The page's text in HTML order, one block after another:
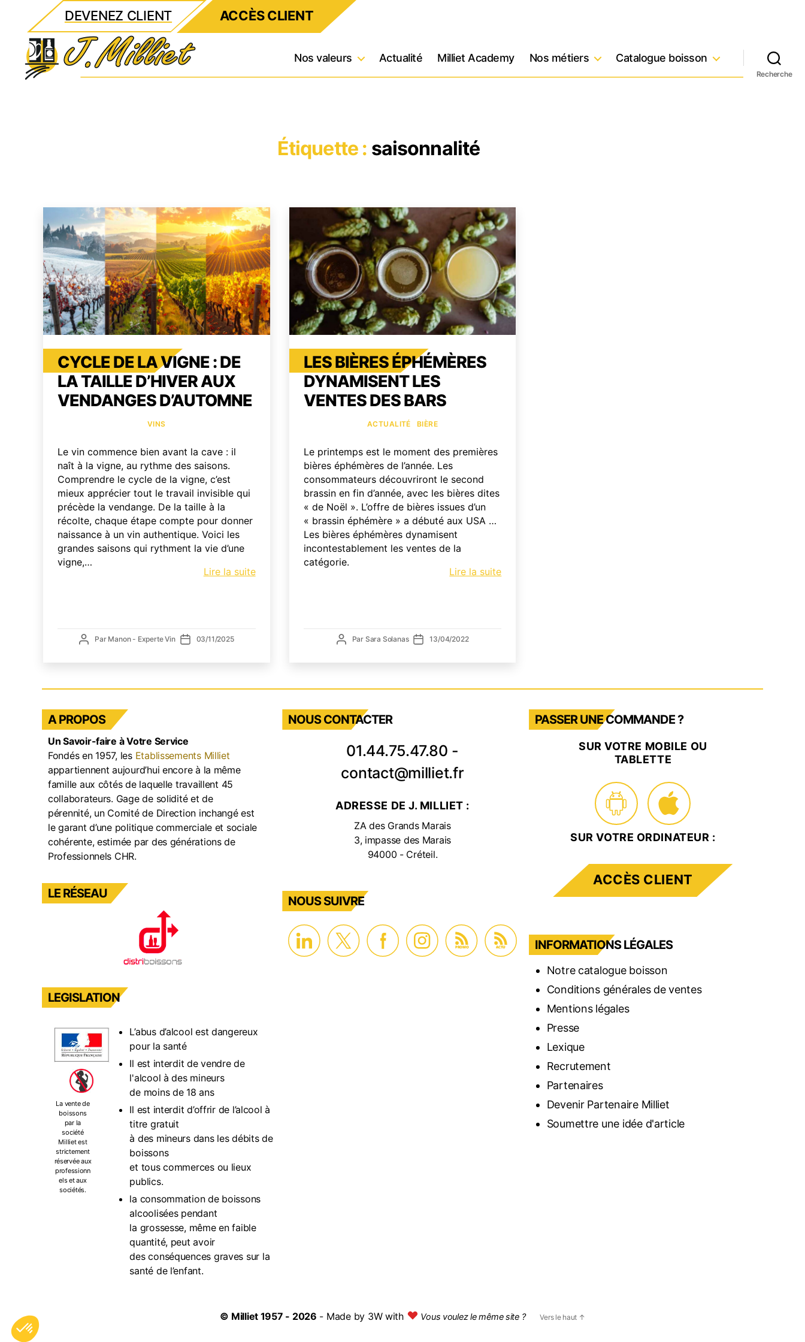
DEVENEZ CLIENT ACCÈS CLIENT
Nos valeurs Actualité Milliet Academy Nos métiers Catalogue boisson
Recherche
Étiquette : saisonnalité
CYCLE DE LA VIGNE : DE
LA TAILLE D’HIVER AUX
VENDANGES D’AUTOMNE
VINS
Le vin commence bien avant la cave : il
naît à la vigne, au rythme des saisons.
Comprendre le cycle de la vigne, c’est
mieux apprécier tout le travail invisible qui
précède la vendange. De la taille à la
récolte, chaque étape compte pour donner
naissance à un vin authentique. Voici les
grandes saisons qui rythment la vie d’une
vigne,…
Lire la suiteCycle
:
vendanges
d’automne
AuteurPar Manon - Experte Vin Date
03/11/2025
LES BIÈRES ÉPHÉMÈRES
DYNAMISENT LES
VENTES DES BARS
ACTUALITÉ BIÈRE
Le printemps est le moment des premières
bières éphémères de l’année. Les
consommateurs découvriront le second
brassin en fin d’année, avec les bières dites
« de Noël ». L’offre de bières issues d’un
« brassin éphémère » a débuté aux USA …
Les bières éphémères dynamisent
incontestablement les ventes de la
catégorie.
Lire la suiteLes
les
AuteurPar Sara Solanas Date
13/04/2022
A PROPOS
Un Savoir-faire à Votre Service
Fondés en 1957, les Etablissements Milliet
appartiennent aujourd’hui encore à la même
famille aux côtés de laquelle travaillent 45
collaborateurs. Gage de solidité et de
pérennité, un Comité de Direction inchangé est
le garant d’une politique commerciale et sociale
cohérente, estimée par des générations de
Professionnels CHR.
LE RÉSEAU
LEGISLATION
La vente de
boissons
par la
société
Milliet est
strictement
réservée aux
professionn
els et aux
sociétés.
L’abus d’alcool est dangereux
pour la santé
Il est interdit de vendre de
l'alcool à des mineurs
de moins de 18 ans
Il est interdit d’offrir de l’alcool à
titre gratuit
à des mineurs dans les débits de
boissons
et tous commerces ou lieux
publics.
la consommation de boissons
alcoolisées pendant
la grossesse, même en faible
quantité, peut avoir
des conséquences graves sur la
santé de l’enfant.
NOUS CONTACTER
01.44.75.47.80 -
contact@milliet.fr
ADRESSE DE J. MILLIET :
ZA des Grands Marais
3, impasse des Marais
94000 - Créteil.
NOUS SUIVRE
PROMO ACTU
PASSER UNE COMMANDE ?
SUR VOTRE MOBILE OU
TABLETTE
SUR VOTRE ORDINATEUR :
ACCÈS CLIENT
INFORMATIONS LÉGALES
Notre catalogue boisson
Conditions générales de ventes
Mentions légales
Presse
Lexique
Recrutement
Partenaires
Devenir Partenaire Milliet
Soumettre une idée d'article
© Milliet 1957 - 2026 - Made by 3W with Vous voulez le même site ? Vers le haut ↑